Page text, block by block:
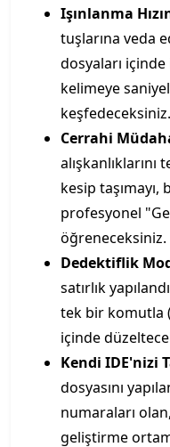
Işınlanma
tuşlarına veda
dosyaları
kelimeye
keşfedeceksiniz.
Cerrahi
alışkanlıklarını
kesip taşımayı,
profesyonel
öğreneceksiniz.
Dedektiflik
satırlık
tek bir komutla
içinde
Kendi IDE'nizi
dosyasını
numaraları
geliştirme